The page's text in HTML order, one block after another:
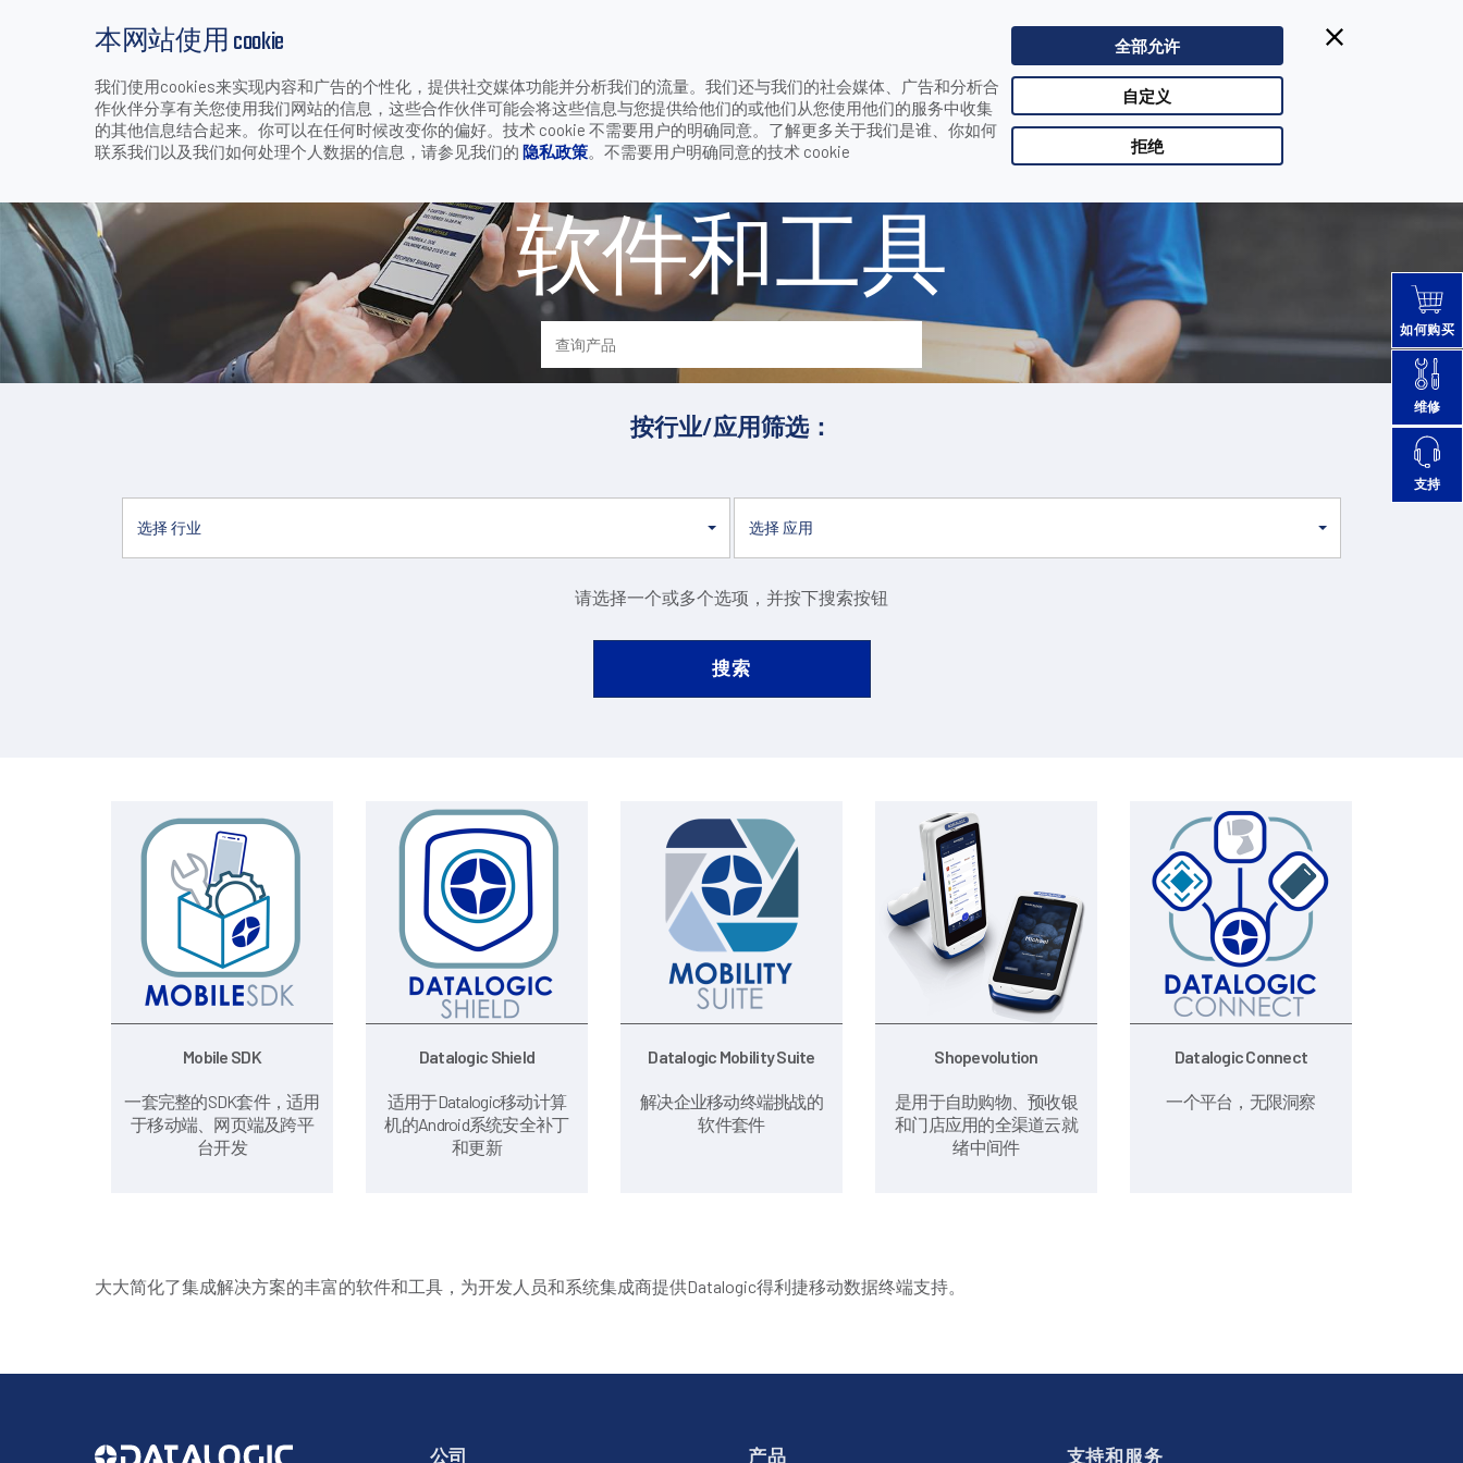
本网站使用 cookie
我们使用cookies来实现内容和广告的个性化，提供社交媒体功能并分析我们的流量。我们还与我们的社会媒体、广告和分析合
作伙伴分享有关您使用我们网站的信息，这些合作伙伴可能会将这些信息与您提供给他们的或他们从您使用他们的服务中收集
的其他信息结合起来。你可以在任何时候改变你的偏好。技术 cookie 不需要用户的明确同意。了解更多关于我们是谁、你如何
联系我们以及我们如何处理个人数据的信息，请参见我们的 隐私政策。不需要用户明确同意的技术 cookie
全部允许
自定义
拒绝
致电Datalogic得利捷:400-1188-898| Singapore
产品
行业和应用 下载 支持和服务 公司 联系我们
首页 >产品>移动数据终端 > 软件和工具
软件和工具
按行业/应用筛选：
选择 行业 选择 应用
请选择一个或多个选项，并按下搜索按钮
Mobile SDK
一套完整的SDK套件，适用
于移动端、网页端及跨平
台开发
Datalogic Shield
适用于Datalogic移动计算
机的Android系统安全补丁
和更新
Datalogic Mobility Suite
解决企业移动终端挑战的
软件套件
Shopevolution
是用于自助购物、预收银
和门店应用的全渠道云就
绪中间件
Datalogic Connect
一个平台，无限洞察
大大简化了集成解决方案的丰富的软件和工具，为开发人员和系统集成商提供Datalogic得利捷移动数据终端支持。
公司 产品 支持和服务
如何购买
维修
支持